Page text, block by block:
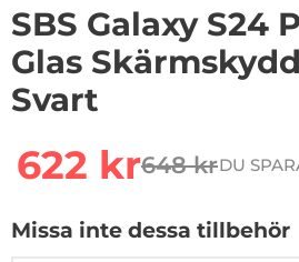
SBS Galaxy S24
Glas
Svart
rea pris
622 krtidigare pris
648 krDU
Missa inte dessa tillbehör